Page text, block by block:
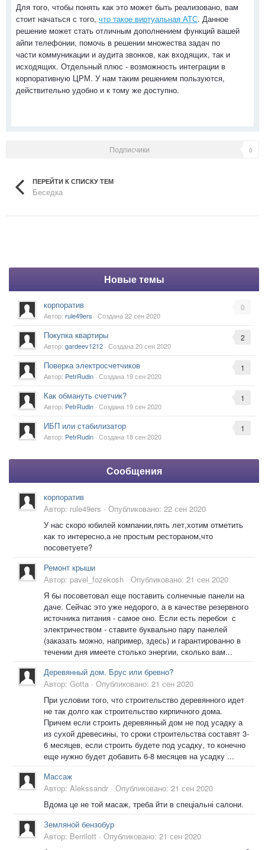
Для того, чтобы понять как это может быть реализовано, вам
стоит начаться с того, что такое виртуальная АТС. Данное
решение может стать отличным дополнением функций вашей
айпи телефонии, помочь в решении множества задач по
части коммуникации и аудита звонков, как входящих, так и
исходящих. Отдельный плюс - возможность интеграции в
корпоративную ЦРМ. У нам таким решением пользуются,
действительно удобно и к тому же доступно.
Подписчики 0
ПЕРЕЙТИ К СПИСКУ ТЕМ
Беседка
Новые темы
0
корпоратив
Автор: rule49ers · Создана22 сен 2020
2
Покупка квартиры
Автор: gardeev1212 · Создана20 сен 2020
1
Поверка электросчетчиков
Автор: PetrRudin · Создана 19 сен 2020
1
Как обмануть счетчик?
Автор: PetrRudin · Создана 19 сен 2020
1
ИБП или стабилизатор
Автор: PetrRudin · Создана 18 сен 2020
Сообщения
корпоратив
Автор: rule49ers · Опубликовано: 22 сен 2020
У нас скоро юбилей компании,пять лет,хотим отметить
как то интересно,а не простым рестораном,что
посоветуете?
Ремонт крыши
Автор: pavel_fozekosh · Опубликовано: 21 сен 2020
Я бы посоветовал еще поставить солнечные панели на
даче. Сейчас это уже недорого, а в качестве резервного
источника питания - самое оно. Если есть перебои с
электричеством - ставите буквально пару панелей
(заказать можно, например, здесь) и гарантированно в
течении дня имеете столько энергии, сколько вам...
Деревянный дом. Брус или бревно?
Автор: Gotta · Опубликовано: 21 сен 2020
При условии того, что строительство деревянного идет
не так долго как строительство кирпичного дома.
Причем если строить деревянный дом не под усадку а
из сухой древесины, то сроки строительства составят 3-
6 месяцев, если строить будете под усадку, то конечно
еще нужно будет добавить 6-8 месяцев на усадку ...
Массаж
Автор: Alekssandr · Опубликовано: 21 сен 2020
Вдома це не той масаж, треба йти в спеціальні салони.
Земляной бензобур
Автор: Berrilott · Опубликовано: 21 сен 2020